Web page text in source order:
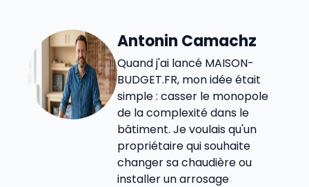
Antonin Camachz
Quand j'ai lancé MAISON-
BUDGET.FR, mon idée était
simple : casser le monopole
de la complexité dans le
bâtiment. Je voulais qu'un
propriétaire qui souhaite
changer sa chaudière ou
installer un arrosage